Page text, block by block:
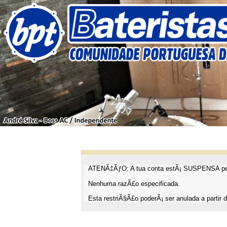
ATENÃ‡ÃƒO: A tua conta estÃ¡ SUSPENSA
Nenhuma razÃ£o especificada.
Esta restriÃ§Ã£o poderÃ¡ ser anulada a partir